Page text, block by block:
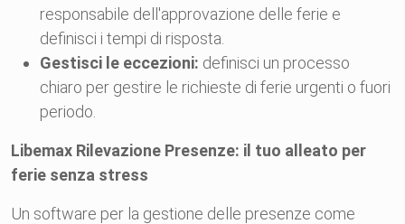
responsabile dell'approvazione delle ferie e
definisci i tempi di risposta.
Gestisci le eccezioni: definisci un processo
chiaro per gestire le richieste di ferie urgenti o fuori
periodo.
Libemax Rilevazione Presenze: il tuo alleato per
ferie senza stress
Un software per la gestione delle presenze come